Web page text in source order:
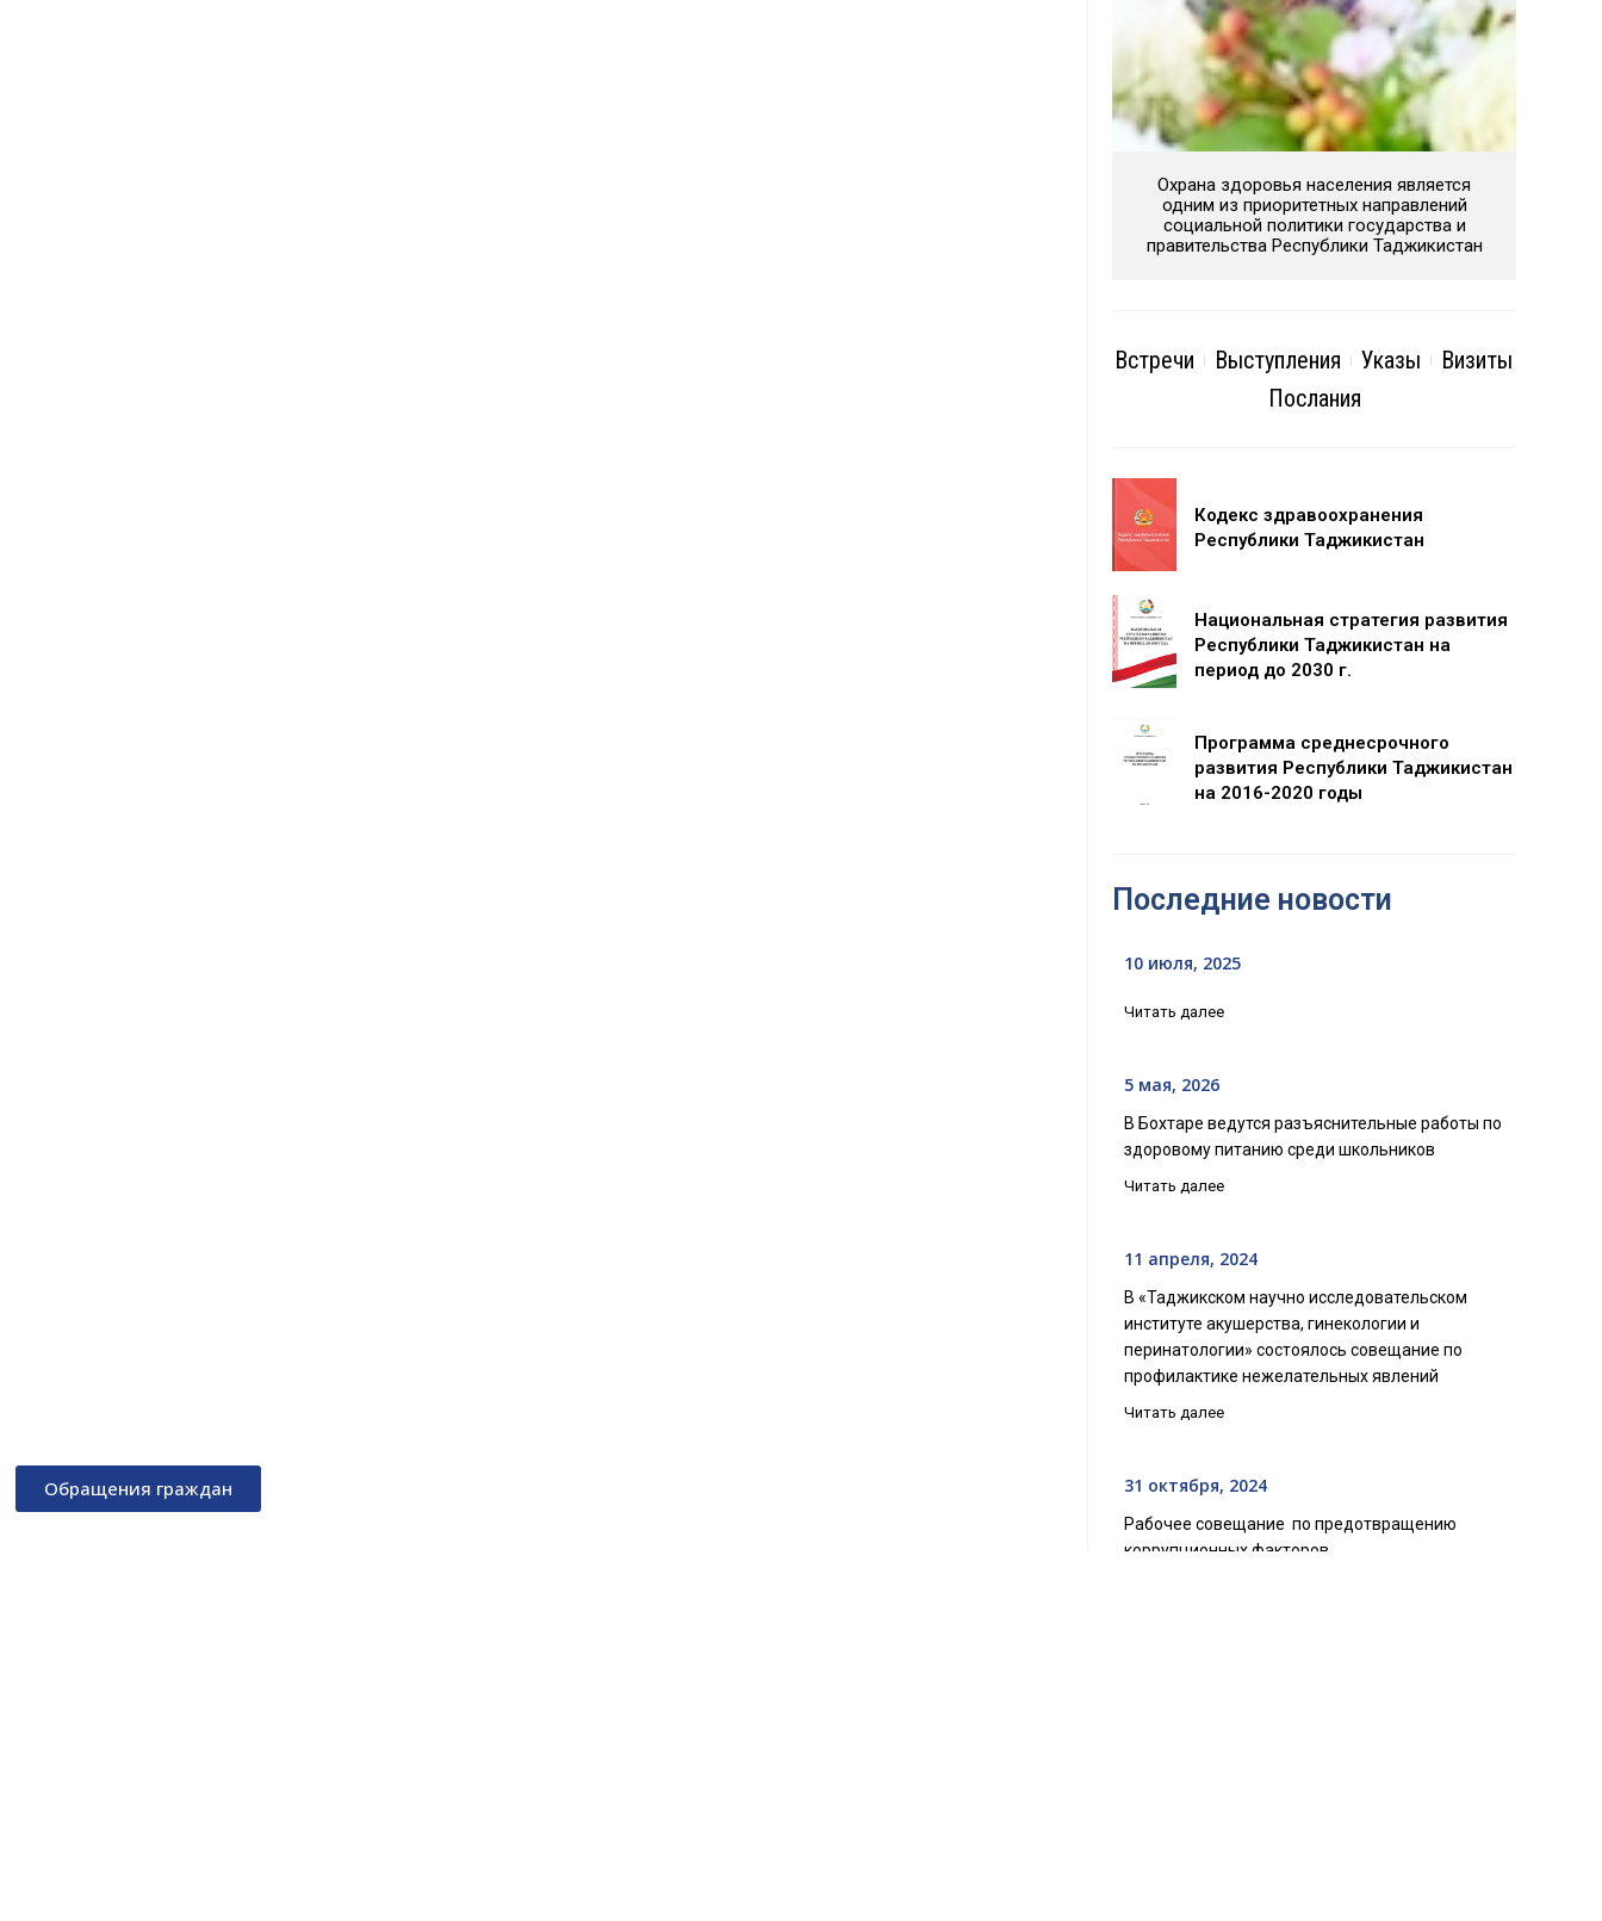
Охрана здоровья населения является
одним из приоритетных направлений
социальной политики государства и
правительства Республики Таджикистан
Встречи Выступления Указы
Визиты
Послания
Кодекс здравоохранения
Республики Таджикистан
Национальная стратегия развития
Республики Таджикистан на
период до 2030 г.
Программа среднесрочного
развития Республики Таджикистан
на 2016-2020 годы
Последние новости
10 июля, 2025
Читать далее
5 мая, 2026
В Бохтаре ведутся разъяснительные работы по
здоровому питанию среди школьников
Читать далее
11 апреля, 2024
В «Таджикском научно исследовательском
институте акушерства, гинекологии и
перинатологии» состоялось совещание по
профилактике нежелательных явлений
Читать далее
31 октября, 2024
Рабочее совещание по предотвращению
коррупционных факторов
Обращения граждан